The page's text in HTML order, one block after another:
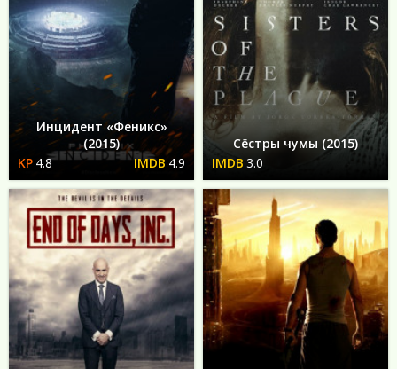
Инцидент «Феникс»
(2015)
4.8
4.9
Сёстры чумы (2015)
3.0